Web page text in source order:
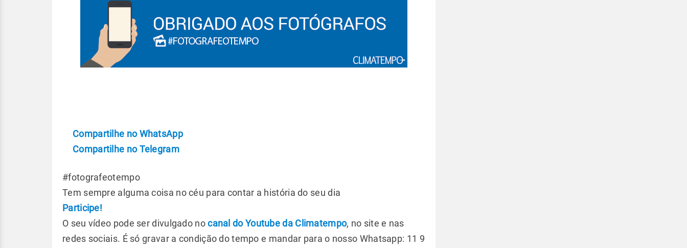
Compartilhe no WhatsApp
Compartilhe no Telegram
#fotografeotempo
Tem sempre alguma coisa no céu para contar a história do seu dia
Participe!
O seu vídeo pode ser divulgado nocanal do Youtube da Climatempo, no site e nas
redes sociais. É só gravar a condição do tempo e mandar para o nosso Whatsapp: 11 9